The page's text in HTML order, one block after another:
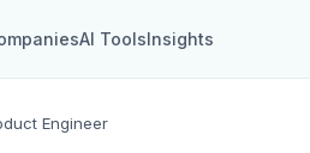
AI ToolsInsights
Engineer